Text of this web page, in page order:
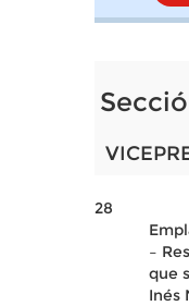
28
–
que
Inés